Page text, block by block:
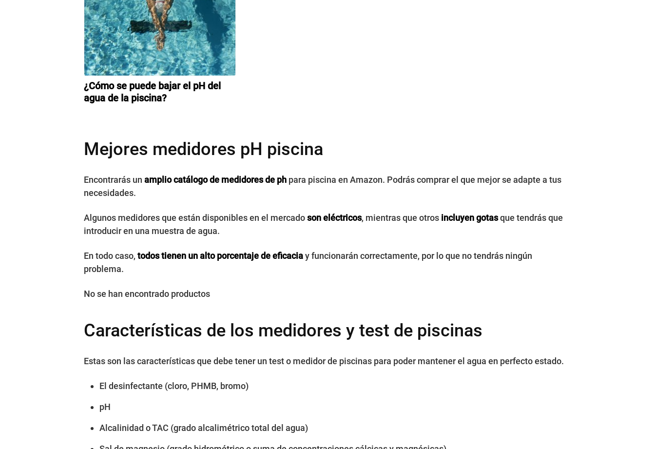
¿Cómo se puede bajar el pH del
agua de la piscina?
Mejores medidores pH piscina
Encontrarás un amplio catálogo de medidores de ph para piscina en Amazon. Podrás comprar el que mejor se adapte a tus
necesidades.
Algunos medidores que están disponibles en el mercadoson eléctricos, mientras que otros incluyen gotasque tendrás que
introducir en una muestra de agua.
En todo caso, todos tienen un alto porcentaje de eficaciay funcionarán correctamente, por lo que no tendrás ningún
problema.
No se han encontrado productos
Características de los medidores y test de piscinas
Estas son las características que debe tener un test o medidor de piscinas para poder mantener el agua en perfecto estado.
El desinfectante (cloro, PHMB, bromo)
pH
Alcalinidad o TAC (grado alcalimétrico total del agua)